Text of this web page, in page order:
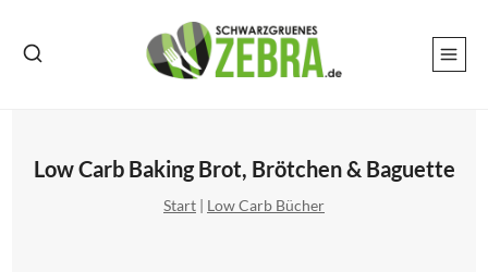
Inhalt
Low Carb Baking Brot, Brötchen & Baguette
Start | Low Carb Bücher